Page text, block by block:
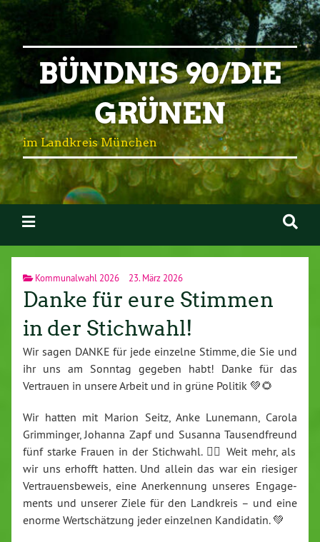
BÜNDNIS 90/DIE
GRÜNEN
im Landkreis München
Kommunalwahl 2026 23. März 2026
Danke für eure Stimmen
in der Stichwahl!
Wir sagen DANKE für jede einzelne Stimme, die Sie und
ihr uns am Sonntag gegeben habt! Danke für das
Vertrauen in unsere Arbeit und in grüne Politik 💚🌻
Wir hatten mit Marion Seitz, Anke Lunemann, Carola
Grim­min­ger, Johanna Zapf und Susanna Tau­send­freund
fünf starke Frauen in der Stichwahl. 👉🏾 Weit mehr, als
wir uns erhofft hatten. Und allein das war ein riesiger
Ver­trau­ens­be­weis, eine An­er­ken­nung unseres En­ga­ge­
ments und unserer Ziele für den Landkreis – und eine
enorme Wert­schät­zung jeder einzelnen Kan­di­da­tin. 💚